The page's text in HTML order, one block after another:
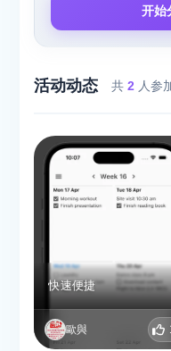
开始
活动动态 共2 人参
快速便捷
歐與